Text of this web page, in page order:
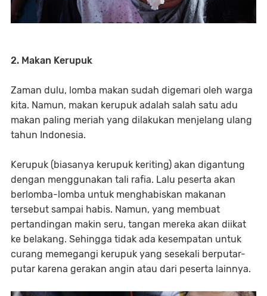
2. Makan Kerupuk
Zaman dulu, lomba makan sudah digemari oleh warga
kita. Namun, makan kerupuk adalah salah satu adu
makan paling meriah yang dilakukan menjelang ulang
tahun Indonesia.
Kerupuk (biasanya kerupuk keriting) akan digantung
dengan menggunakan tali rafia. Lalu peserta akan
berlomba-lomba untuk menghabiskan makanan
tersebut sampai habis. Namun, yang membuat
pertandingan makin seru, tangan mereka akan diikat
ke belakang. Sehingga tidak ada kesempatan untuk
curang memegangi kerupuk yang sesekali berputar-
putar karena gerakan angin atau dari peserta lainnya.